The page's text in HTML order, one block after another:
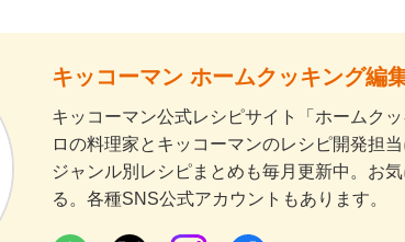
キッコーマン ホームクッキング編
キッコーマン公式レシピサイト「ホームク
ロの料理家とキッコーマンのレシピ開発担
ジャンル別レシピまとめも毎月更新中。お
る。各種SNS公式アカウントもあります。